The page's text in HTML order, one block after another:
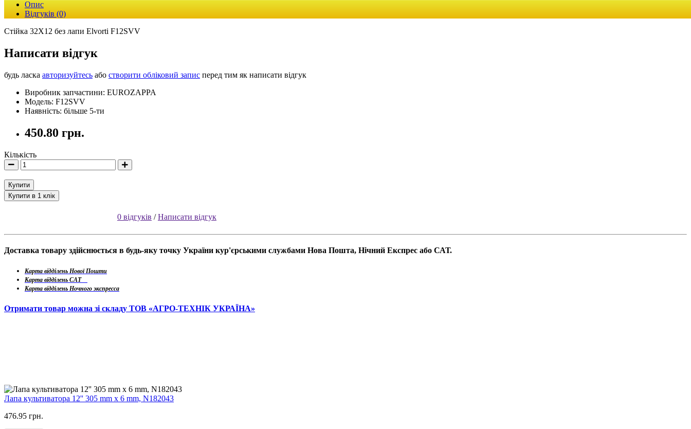
Опис
Відгуків (0)
Стійка 32X12 без лапи Elvorti F12SVV
Написати відгук
будь ласка авторизуйтесь або створити обліковий запис перед тим як написати відгук
Виробник запчастини: EUROZAPPA
Модель: F12SVV
Наявність: більше 5-ти
450.80 грн.
Кількість
Купити
Купити в 1 клік
0 відгуків /Написати відгук
Доставка товару здійснюється в будь-яку точку України кур'єрськими службами Нова Пошта, Нічний Експрес або САТ.
Карта відділень Нової Пошти
Карта відділень САТ
Карта відділень Ночного экспресса
Отримати товар можна зі складу ТОВ «АГРО-ТЕХНІК УКРАЇНА»
Лапа культиватора 12'' 305 mm x 6 mm, N182043
476.95 грн.